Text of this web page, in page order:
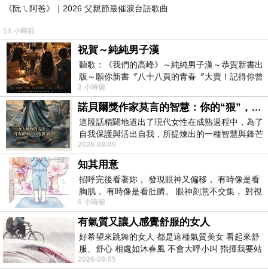
《阮ㄟ阿爸》｜2026 父親節最催淚台語歌曲
14 小時前
祝賀～純純男子漢
聽歌：《我們的高峰》～純純男子漢～恭賀新書出
版～願你新書〞八十八頁的青春〞大賣！記得你曾
經在我的版留言…「好讚的圖^^感覺大家
2 小時前
諾貝爾獎作家莫言的智慧：你的“狠”，才是最好的自我保護
這段話精闢地道出了現代女性在成熟過程中，為了
自我保護與活出自我，所提煉出的一種智慧與鋒芒
的平衡。 核心解讀與看法
2026-08-05
知其用意
招呼完後看著妳， 發現眼神又偏移， 有時像是看
胸肌， 有時像是看肚臍。 眼神刻意不交集， 對視
視線不對齊， 讓我很難不
6 小時前
有氣質又讓人感覺舒服的女人
好希望來跳舞的女人 都是這種氣質美女 看起來舒
服、舒心 相處如沐春風 不會大呼小叫 指揮我要站
哪個位子 妳老幾？？
2026-08-05